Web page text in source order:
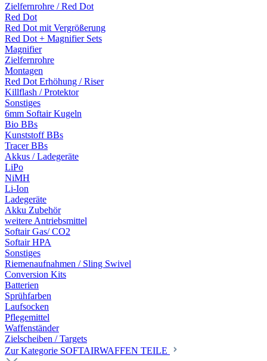
Zielfernrohre / Red Dot
Red Dot
Red Dot mit Vergrößerung
Red Dot + Magnifier Sets
Magnifier
Zielfernrohre
Montagen
Red Dot Erhöhung / Riser
Killflash / Protektor
Sonstiges
6mm Softair Kugeln
Bio BBs
Kunststoff BBs
Tracer BBs
Akkus / Ladegeräte
LiPo
NiMH
Li-Ion
Ladegeräte
Akku Zubehör
weitere Antriebsmittel
Softair Gas/ CO2
Softair HPA
Sonstiges
Riemenaufnahmen / Sling Swivel
Conversion Kits
Batterien
Sprühfarben
Laufsocken
Pflegemittel
Waffenständer
Zielscheiben / Targets
Zur Kategorie SOFTAIRWAFFEN TEILE